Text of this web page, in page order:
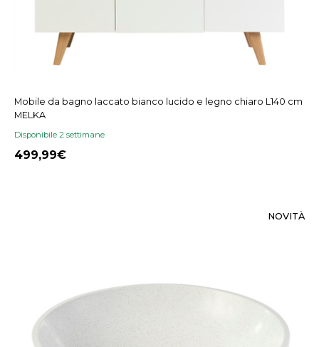
Mobile da bagno laccato bianco lucido e legno chiaro L140 cm
MELKA
Disponibile 2 settimane
499,99
NOVITÀ